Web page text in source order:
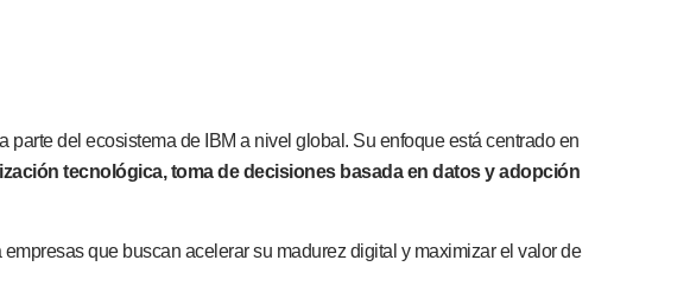
parte del ecosistema de IBM a nivel global. Su enfoque está centrado en
tecnológica, toma de decisiones basada en datos y adopción
que buscan acelerar su madurez digital y maximizar el valor de